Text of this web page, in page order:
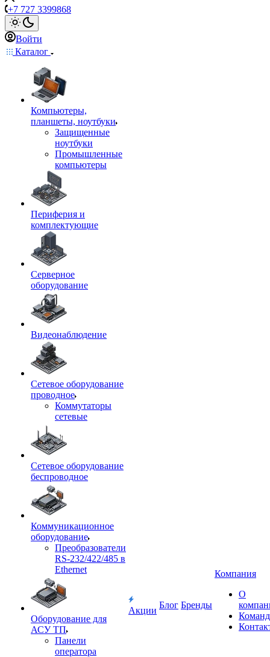
+7 727 3399868
Войти
Каталог
Компьютеры,
планшеты, ноутбуки
Защищенные
ноутбуки
Промышленные
компьютеры
Периферия и
комплектующие
Серверное
оборудование
Видеонаблюдение
Сетевое оборудование
проводное
Коммутаторы
сетевые
Сетевое оборудование
беспроводное
Коммуникационное
оборудование
Преобразователи
RS-232/422/485 в
Ethernet
Оборудование для
АСУ ТП
Панели
оператора
Акции
Блог Бренды
Компания
О